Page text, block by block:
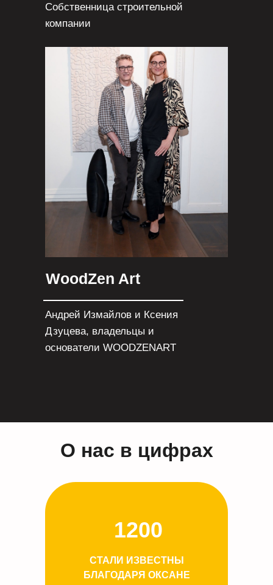
Собственница строительной
компании
Андрей Измайлов и Ксения
Дзуцева, владельцы и
основатели WOODZENART
WoodZen Art
1200
СТАЛИ ИЗВЕСТНЫ
БЛАГОДАРЯ ОКСАНЕ
О нас в цифрах